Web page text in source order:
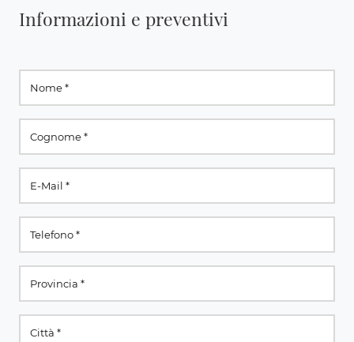
Informazioni e preventivi